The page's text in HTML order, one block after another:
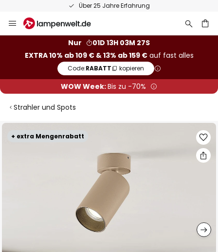
Über 25 Jahre Erfahrung
Inhalt
Nur
01D 13H 03M 26S
EXTRA 10% ab 109 € & 13% ab 159 €auf fast alles
Code:RABATT kopieren
WOW Week:Bis zu -70%
Strahler und Spots
+ extra Mengenrabatt
Zum
Ende